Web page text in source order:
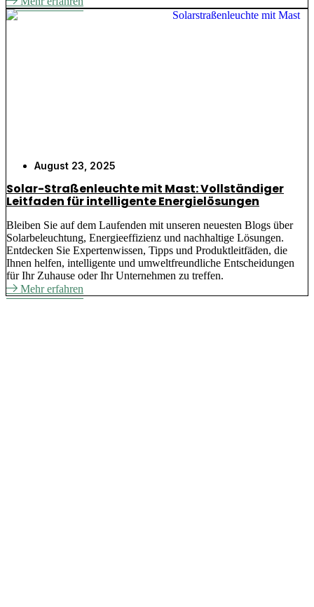
August 23, 2025
Solar-Straßenleuchte mit Mast: Vollständiger
Leitfaden für intelligente Energielösungen
Bleiben Sie auf dem Laufenden mit unseren neuesten Blogs über
Solarbeleuchtung, Energieeffizienz und nachhaltige Lösungen.
Entdecken Sie Expertenwissen, Tipps und Produktleitfäden, die
Ihnen helfen, intelligente und umweltfreundliche Entscheidungen
für Ihr Zuhause oder Ihr Unternehmen zu treffen.
Mehr erfahren